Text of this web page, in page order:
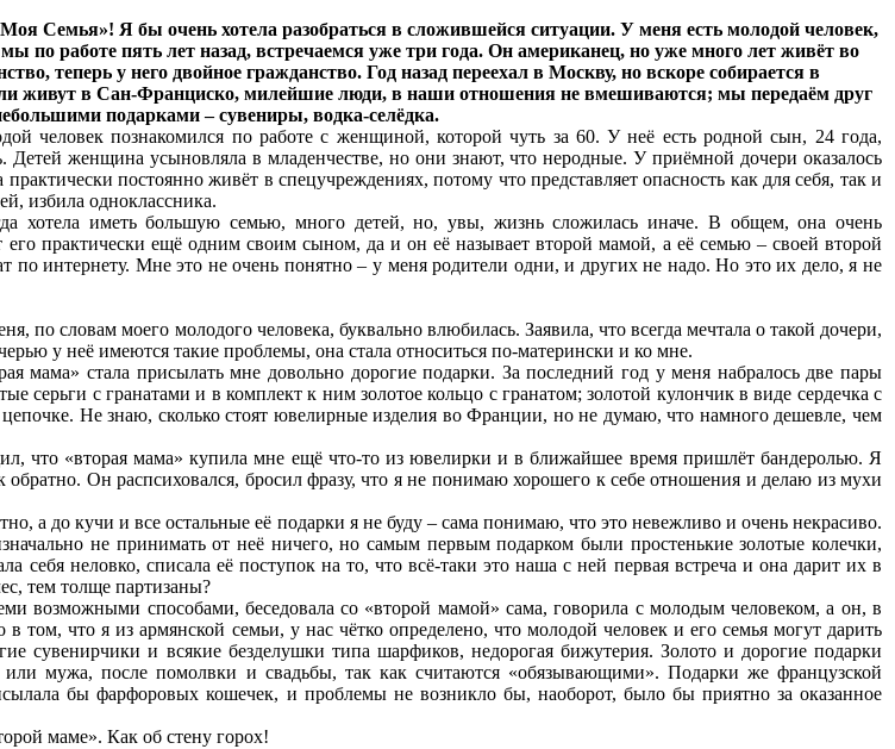
Семья»! Я бы очень хотела разобраться в сложившейся ситуации. У меня есть молодой человек,
по работе пять лет назад, встречаемся уже три года. Он американец, но уже много лет живёт во
теперь у него двойное гражданство. Год назад переехал в Москву, но вскоре собирается в
живут в Сан-Франциско, милейшие люди, в наши отношения не вмешиваются; мы передаём друг
подарками – сувениры, водка-селёдка.
человек познакомился по работе с женщиной, которой чуть за 60. У неё есть родной сын, 24 года,
женщина усыновляла в младенчестве, но они знают, что неродные. У приёмной дочери оказалось
постоянно живёт в спецучреждениях, потому что представляет опасность как для себя, так и
избила одноклассника.
хотела иметь большую семью, много детей, но, увы, жизнь сложилась иначе. В общем, она очень
его практически ещё одним своим сыном, да и он её называет второй мамой, а её семью – своей второй
по интернету. Мне это не очень понятно – у меня родители одни, и других не надо. Но это их дело, я не
по словам моего молодого человека, буквально влюбилась. Заявила, что всегда мечтала о такой дочери,
у неё имеются такие проблемы, она стала относиться по-матерински и ко мне.
мама» стала присылать мне довольно дорогие подарки. За последний год у меня набралось две пары
серьги с гранатами и в комплект к ним золотое кольцо с гранатом; золотой кулончик в виде сердечка с
Не знаю, сколько стоят ювелирные изделия во Франции, но не думаю, что намного дешевле, чем
что «вторая мама» купила мне ещё что-то из ювелирки и в ближайшее время пришлёт бандеролью. Я
обратно. Он распсиховался, бросил фразу, что я не понимаю хорошего к себе отношения и делаю из мухи
а до кучи и все остальные её подарки я не буду – сама понимаю, что это невежливо и очень некрасиво.
не принимать от неё ничего, но самым первым подарком были простенькие золотые колечки,
себя неловко, списала её поступок на то, что всё-таки это наша с ней первая встреча и она дарит их в
тем толще партизаны?
возможными способами, беседовала со «второй мамой» сама, говорила с молодым человеком, а он, в
том, что я из армянской семьи, у нас чётко определено, что молодой человек и его семья могут дарить
сувенирчики и всякие безделушки типа шарфиков, недорогая бижутерия. Золото и дорогие подарки
или мужа, после помолвки и свадьбы, так как считаются «обязывающими». Подарки же французской
бы фарфоровых кошечек, и проблемы не возникло бы, наоборот, было бы приятно за оказанное
маме». Как об стену горох!